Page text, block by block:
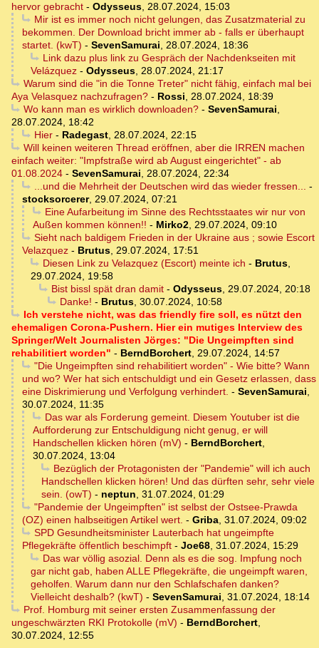
hervor gebracht - Odysseus, 28.07.2024, 15:03
Mir ist es immer noch nicht gelungen, das Zusatzmaterial zu
bekommen. Der Download bricht immer ab - falls er überhaupt
startet. (kwT) - SevenSamurai, 28.07.2024, 18:36
Link dazu plus link zu Gespräch der Nachdenkseiten mit
Velázquez - Odysseus, 28.07.2024, 21:17
Warum sind die "in die Tonne Treter" nicht fähig, einfach mal bei
Aya Velasquez nachzufragen? - Rossi, 28.07.2024, 18:39
Wo kann man es wirklich downloaden?- SevenSamurai,
28.07.2024, 18:42
Hier- Radegast, 28.07.2024, 22:15
Will keinen weiteren Thread eröffnen, aber die IRREN machen
einfach weiter: "Impfstraße wird ab August eingerichtet" - ab
01.08.2024 - SevenSamurai, 28.07.2024, 22:34
...und die Mehrheit der Deutschen wird das wieder fressen... -
stocksorcerer, 29.07.2024, 07:21
Eine Aufarbeitung im Sinne des Rechtsstaates wir nur von
Außen kommen können!! - Mirko2, 29.07.2024, 09:10
Sieht nach baldigem Frieden in der Ukraine aus ; sowie Escort
Velazquez - Brutus, 29.07.2024, 17:51
Diesen Link zu Velazquez (Escort) meinte ich - Brutus,
29.07.2024, 19:58
Bist bissl spät dran damit- Odysseus, 29.07.2024, 20:18
Danke! - Brutus, 30.07.2024, 10:58
Ich verstehe nicht, was das friendly fire soll, es nützt den
ehemaligen Corona-Pushern. Hier ein mutiges Interview des
Springer/Welt Journalisten Jörges: "Die Ungeimpften sind
rehabilitiert worden" - BerndBorchert, 29.07.2024, 14:57
"Die Ungeimpften sind rehabilitiert worden" - Wie bitte? Wann
und wo? Wer hat sich entschuldigt und ein Gesetz erlassen, dass
eine Diskrimierung und Verfolgung verhindert. - SevenSamurai,
30.07.2024, 11:35
Das war als Forderung gemeint. Diesem Youtuber ist die
Aufforderung zur Entschuldigung nicht genug, er will
Handschellen klicken hören (mV) - BerndBorchert,
30.07.2024, 13:04
Bezüglich der Protagonisten der "Pandemie" will ich auch
Handschellen klicken hören! Und das dürften sehr, sehr viele
sein. (owT) - neptun, 31.07.2024, 01:29
"Pandemie der Ungeimpften" ist selbst der Ostsee-Prawda
(OZ) einen halbseitigen Artikel wert. - Griba, 31.07.2024, 09:02
SPD Gesundheitsminister Lauterbach hat ungeimpfte
Pflegekräfte öffentlich beschimpft - Joe68, 31.07.2024, 15:29
Das war völlig asozial. Denn als es die sog. Impfung noch
gar nicht gab, haben ALLE Pflegekräfte, die ungeimpft waren,
geholfen. Warum dann nur den Schlafschafen danken?
Vielleicht deshalb? (kwT) - SevenSamurai, 31.07.2024, 18:14
Prof. Homburg mit seiner ersten Zusammenfassung der
ungeschwärzten RKI Protokolle (mV) - BerndBorchert,
30.07.2024, 12:55